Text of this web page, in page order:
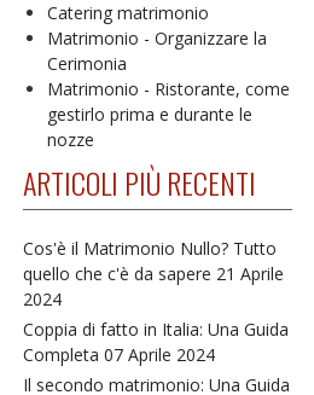
Catering matrimonio
Matrimonio - Organizzare la
Cerimonia
Matrimonio - Ristorante, come
gestirlo prima e durante le
nozze
ARTICOLI PIÙ RECENTI
Cos'è il Matrimonio Nullo? Tutto
quello che c'è da sapere 21 Aprile
2024
Coppia di fatto in Italia: Una Guida
Completa 07 Aprile 2024
Il secondo matrimonio: Una Guida